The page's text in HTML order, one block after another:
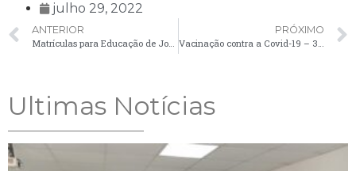
julho 29, 2022
ANTERIOR
Matrículas para Educação de Jovens e Adultos (EJA) encerram na próxima terça-feira (2)
PRÓXIMO
Vacinação contra a Covid-19 – 3ª e 4ª doses
Ultimas Notícias